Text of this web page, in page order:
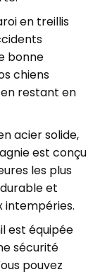
en treillis
bonne
chiens
restant en
acier solide,
est conçu
les plus
et
intempéries.
est équipée
sécurité
pouvez